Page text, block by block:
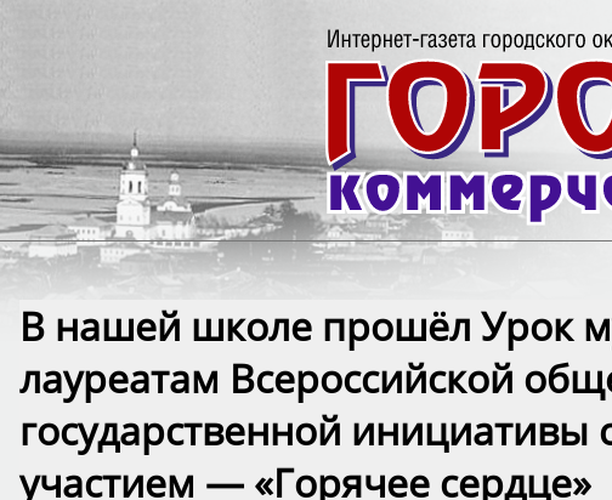
В нашей школе прошёл Урок
лауреатам Всероссийской
государственной
участием — «Горячее сердце»